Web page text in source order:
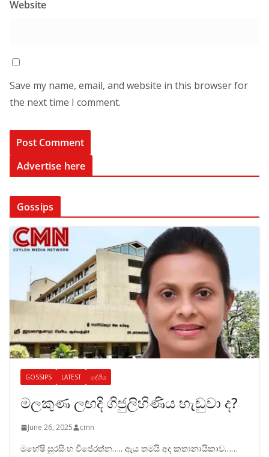
Website
Save my name, email, and website in this browser for
the next time I comment.
Advertise here
Gossips
GOSSIPS LATEST දේශීය
මලකුණ ලඟදි ගිජුලිහිණිය හැඬුවා ද?
June 26, 2025 cmn
මහේෂි සූරසිංහ විජේරත්න….. ඇය තමයි අද කතානායිකාව……